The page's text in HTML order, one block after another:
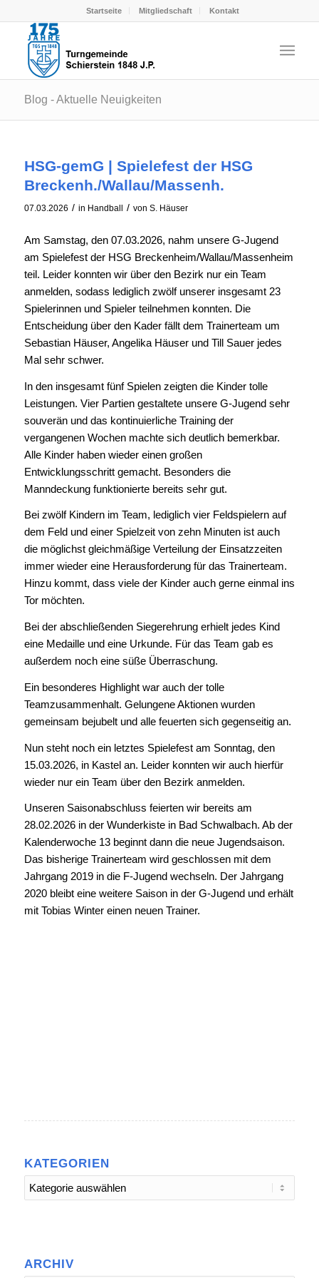
Startseite Mitgliedschaft Kontakt
Blog - Aktuelle Neuigkeiten
HSG-gemG | Spielefest der HSG
Breckenh./Wallau/Massenh.
07.03.2026 / in Handball / von S. Häuser
Am Samstag, den 07.03.2026, nahm unsere G-Jugend
am Spielefest der HSG Breckenheim/Wallau/Massenheim
teil. Leider konnten wir über den Bezirk nur ein Team
anmelden, sodass lediglich zwölf unserer insgesamt 23
Spielerinnen und Spieler teilnehmen konnten. Die
Entscheidung über den Kader fällt dem Trainerteam um
Sebastian Häuser, Angelika Häuser und Till Sauer jedes
Mal sehr schwer.
In den insgesamt fünf Spielen zeigten die Kinder tolle
Leistungen. Vier Partien gestaltete unsere G-Jugend sehr
souverän und das kontinuierliche Training der
vergangenen Wochen machte sich deutlich bemerkbar.
Alle Kinder haben wieder einen großen
Entwicklungsschritt gemacht. Besonders die
Manndeckung funktionierte bereits sehr gut.
Bei zwölf Kindern im Team, lediglich vier Feldspielern auf
dem Feld und einer Spielzeit von zehn Minuten ist auch
die möglichst gleichmäßige Verteilung der Einsatzzeiten
immer wieder eine Herausforderung für das Trainerteam.
Hinzu kommt, dass viele der Kinder auch gerne einmal ins
Tor möchten.
Bei der abschließenden Siegerehrung erhielt jedes Kind
eine Medaille und eine Urkunde. Für das Team gab es
außerdem noch eine süße Überraschung.
Ein besonderes Highlight war auch der tolle
Teamzusammenhalt. Gelungene Aktionen wurden
gemeinsam bejubelt und alle feuerten sich gegenseitig an.
Nun steht noch ein letztes Spielefest am Sonntag, den
15.03.2026, in Kastel an. Leider konnten wir auch hierfür
wieder nur ein Team über den Bezirk anmelden.
Unseren Saisonabschluss feierten wir bereits am
28.02.2026 in der Wunderkiste in Bad Schwalbach. Ab der
Kalenderwoche 13 beginnt dann die neue Jugendsaison.
Das bisherige Trainerteam wird geschlossen mit dem
Jahrgang 2019 in die F-Jugend wechseln. Der Jahrgang
2020 bleibt eine weitere Saison in der G-Jugend und erhält
mit Tobias Winter einen neuen Trainer.
KATEGORIEN
Kategorien
ARCHIV